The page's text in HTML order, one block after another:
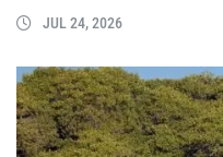
JUL 24, 2026